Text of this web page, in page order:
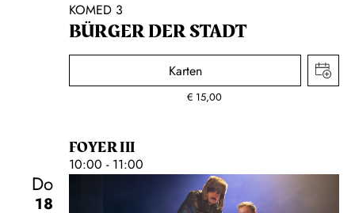
KOMED 3
BÜRGER DER STADT
Karten
€ 15,00
FOYER III
10:00 - 11:00
Do
18